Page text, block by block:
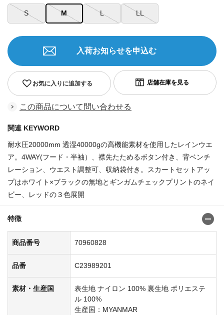
S M L LL
お気に入りに追加する
入荷お知らせを申込む
この商品について問い合わせる
関連 KEYWORD
耐水圧20000mm 透湿40000gの高機能素材を使用したレインウエ
ア。4WAY(フード・半袖）、襟先たためるボタン付き、背ベンチ
レーション、ウエスト調整可、収納袋付き。スカートセットアッ
プはホワイト×ブラックの無地とギンガムチェックプリントのネイ
ビー、レッドの３色展開
特徴
商品番号 70960828
品番 C23989201
素材・生産国
表生地 ナイロン 100% 裏生地 ポリエステ
ル 100%
生産国：MYANMAR